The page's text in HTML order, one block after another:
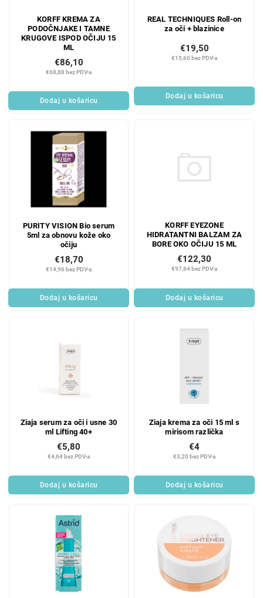
KORFF KREMA ZA
PODOČNJAKE I TAMNE
KRUGOVE ISPOD OČIJU 15
ML
€68,88 bez PDV-a
€86,10
Dodaj u košaricu
REAL TECHNIQUES Roll-on
za oči + blazinice
€15,60 bez PDV-a
€19,50
Dodaj u košaricu
PURITY VISION Bio serum
5ml za obnovu kože oko
očiju
€14,96 bez PDV-a
€18,70
Dodaj u košaricu
KORFF EYEZONE
HIDRATANTNI BALZAM ZA
BORE OKO OČIJU 15 ML
€97,84 bez PDV-a
€122,30
Dodaj u košaricu
Ziaja serum za oči i usne 30
ml Lifting 40+
€4,64 bez PDV-a
€5,80
Dodaj u košaricu
Ziaja krema za oči 15 ml s
mirisom različka
€3,20 bez PDV-a
€4
Dodaj u košaricu